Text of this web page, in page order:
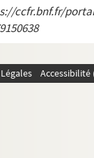
ccfr.bnf.fr/